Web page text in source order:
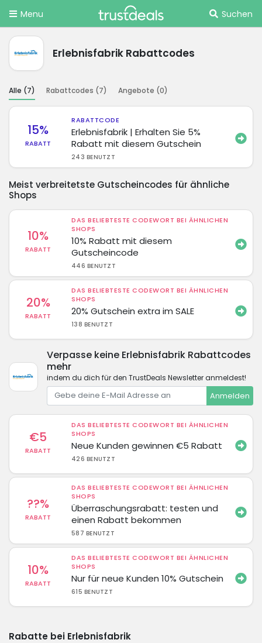
Menu Suchen
Erlebnisfabrik Rabattcodes
Alle (7) Rabattcodes (7) Angebote (0)
15%
RABATT
RABATTCODE
Erlebnisfabrik | Erhalten Sie 5%
Rabatt mit diesem Gutschein
243 BENUTZT
Meist verbreitetste Gutscheincodes für ähnliche
Shops
10%
RABATT
DAS BELIEBTESTE CODEWORT BEI ÄHNLICHEN
SHOPS
10% Rabatt mit diesem
Gutscheincode
446 BENUTZT
20%
RABATT
DAS BELIEBTESTE CODEWORT BEI ÄHNLICHEN
SHOPS
20% Gutschein extra im SALE
138 BENUTZT
Verpasse keine Erlebnisfabrik Rabattcodes
mehr
indem du dich für den TrustDeals Newsletter anmeldest!
Anmelden
€5
RABATT
DAS BELIEBTESTE CODEWORT BEI ÄHNLICHEN
SHOPS
Neue Kunden gewinnen €5 Rabatt
426 BENUTZT
??%
RABATT
DAS BELIEBTESTE CODEWORT BEI ÄHNLICHEN
SHOPS
Überraschungsrabatt: testen und
einen Rabatt bekommen
587 BENUTZT
10%
RABATT
DAS BELIEBTESTE CODEWORT BEI ÄHNLICHEN
SHOPS
Nur für neue Kunden 10% Gutschein
615 BENUTZT
Rabatte bei Erlebnisfabrik